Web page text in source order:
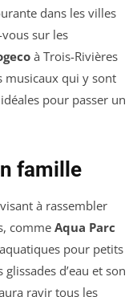
dans les villes
vous sur les
à Trois-Rivières
musicaux qui y sont
pour passer un
famille
à rassembler
comme Aqua Parc
pour petits
d’eau et son
ravir tous les